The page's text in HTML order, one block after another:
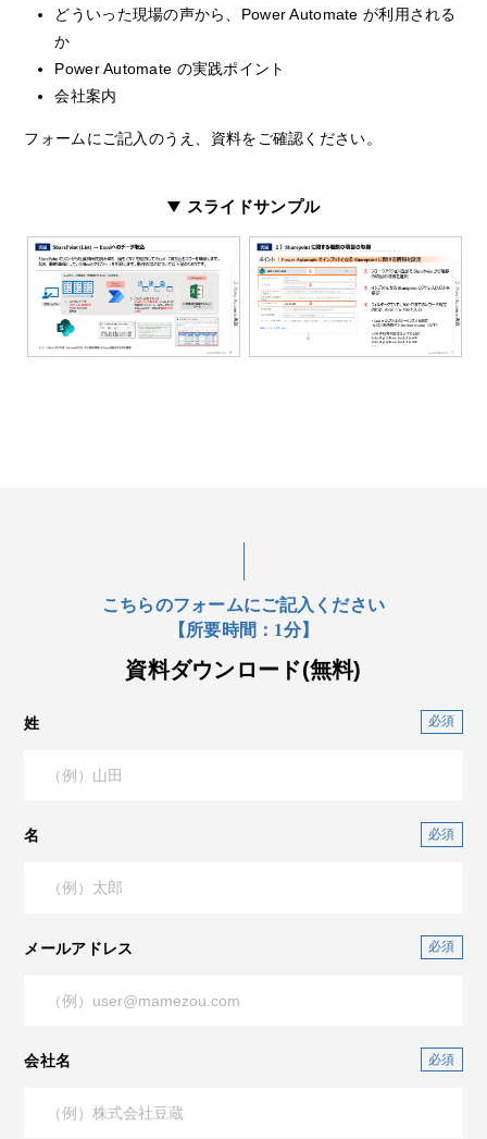
どういった現場の声から、Power Automate が利用される
か
Power Automate の実践ポイント
会社案内
フォームにご記入のうえ、資料をご確認ください。
スライドサンプル
こちらのフォームにご記入ください
【所要時間：1分】
資料ダウンロード(無料)
姓
名
メールアドレス
会社名